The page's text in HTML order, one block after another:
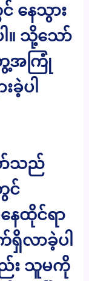
နေသွား
။ သို့သော်
အကြုံ
ခဲ့ပါ
ာ်သည်
င်
ေထိုင်ရာ
လာခဲ့ပါ
း သူမကို